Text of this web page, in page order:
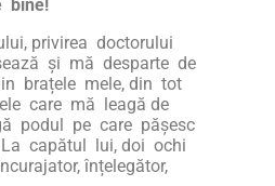
bine!
privirea doctorului
și mă desparte de
brațele mele, din tot
care mă leagă de
podul pe care pășesc
La capătul lui, doi ochi
înțelegător,